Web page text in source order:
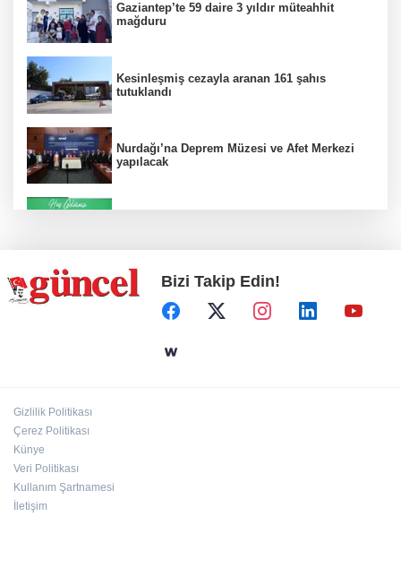
Gaziantep’te 59 daire 3 yıldır müteahhit
mağduru
Kesinleşmiş cezayla aranan 161 şahıs
tutuklandı
Nurdağı’na Deprem Müzesi ve Afet Merkezi
yapılacak
Koruma altındaki çocuklar sporla buluşuyor
Bizi Takip Edin!
Gizlilik Politikası
Çerez Politikası
Künye
Veri Politikası
Kullanım Şartnamesi
İletişim